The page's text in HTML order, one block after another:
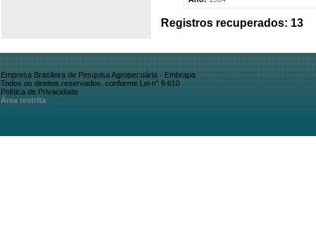
Registros recuperados: 13
Empresa Brasileira de Pesquisa Agropecuária - Embrapa
Todos os direitos reservados, conforme Lei n° 9.610
Política de Privacidade
Área restrita